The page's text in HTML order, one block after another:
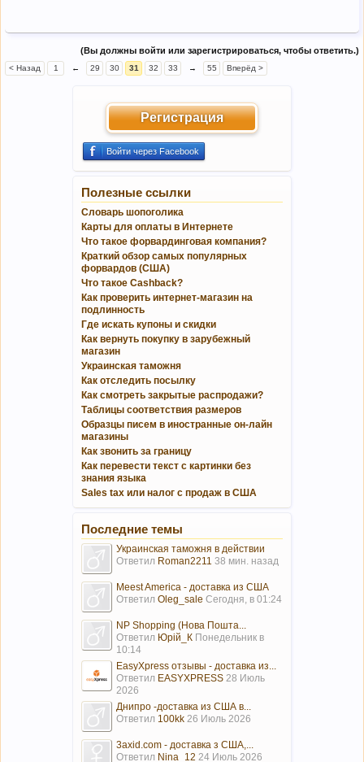
(Вы должны войти или зарегистрироваться, чтобы ответить.)
< Назад 1 ← 29 30 31 32 33 → 55 Вперёд >
Регистрация
Войти через Facebook
Полезные ссылки
Словарь шопоголика
Карты для оплаты в Интернете
Что такое форвардинговая компания?
Краткий обзор самых популярных
форвардов (США)
Что такое Cashback?
Как проверить интернет-магазин на
подлинность
Где искать купоны и скидки
Как вернуть покупку в зарубежный
магазин
Украинская таможня
Как отследить посылку
Как смотреть закрытые распродажи?
Таблицы соответствия размеров
Образцы писем в иностранные он-лайн
магазины
Как звонить за границу
Как перевести текст с картинки без
знания языка
Sales tax или налог с продаж в США
Последние темы
Украинская таможня в действии
Ответил Roman2211 38 мин. назад
Meest America - доставка из США
Ответил Oleg_sale Сегодня, в 01:24
NP Shopping (Нова Пошта...
Ответил Юрій_К Понедельник в
10:14
EasyXpress отзывы - доставка из...
Ответил EASYXPRESS 28 Июль
2026
Днипро -доставка из США в...
Ответил 100kk 26 Июль 2026
3axid.com - доставка з США,...
Ответил Nina_12 24 Июль 2026